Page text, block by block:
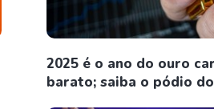
2025 é o ano do ouro
barato; saiba o pódio